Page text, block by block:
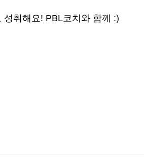
취해요! PBL코치와 함께 :)